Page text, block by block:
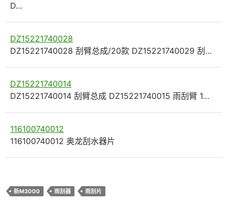
D…
DZ15221740028
DZ15221740028 刮臂总成/20款 DZ15221740029 刮…
DZ15221740014
DZ15221740014 刮臂总成 DZ15221740015 雨刮臂 1…
116100740012
116100740012 奥龙刮水器片
新M3000 雨刮器 雨刮片